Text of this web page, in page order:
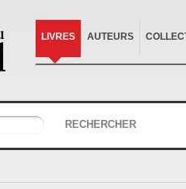
LIVRES AUTEURS
RECHERCHER